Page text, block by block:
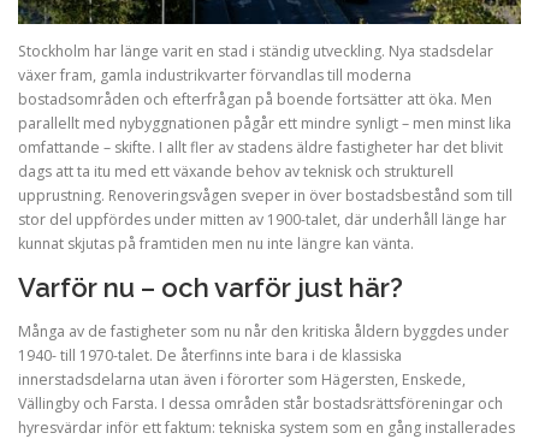
Stockholm har länge varit en stad i ständig utveckling. Nya stadsdelar
växer fram, gamla industrikvarter förvandlas till moderna
bostadsområden och efterfrågan på boende fortsätter att öka. Men
parallellt med nybyggnationen pågår ett mindre synligt – men minst lika
omfattande – skifte. I allt fler av stadens äldre fastigheter har det blivit
dags att ta itu med ett växande behov av teknisk och strukturell
upprustning. Renoveringsvågen sveper in över bostadsbestånd som till
stor del uppfördes under mitten av 1900-talet, där underhåll länge har
kunnat skjutas på framtiden men nu inte längre kan vänta.
Varför nu – och varför just här?
Många av de fastigheter som nu når den kritiska åldern byggdes under
1940- till 1970-talet. De återfinns inte bara i de klassiska
innerstadsdelarna utan även i förorter som Hägersten, Enskede,
Vällingby och Farsta. I dessa områden står bostadsrättsföreningar och
hyresvärdar inför ett faktum: tekniska system som en gång installerades